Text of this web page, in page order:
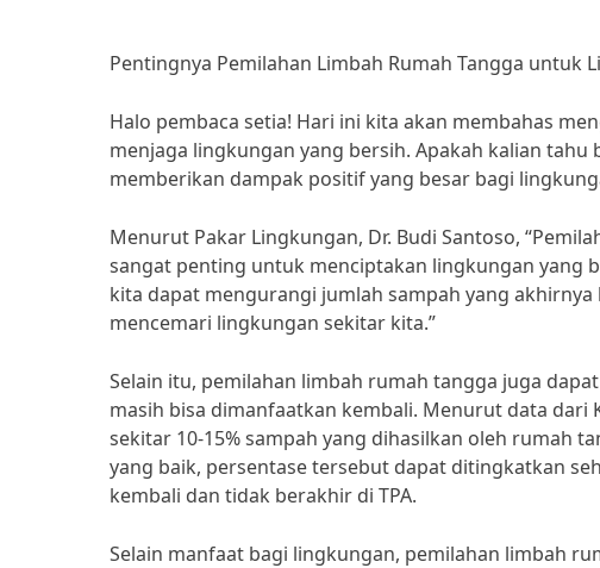
Pentingnya Pemilahan Limbah Rumah Tangga untuk
Halo pembaca setia! Hari ini kita akan membahas
menjaga lingkungan yang bersih. Apakah kalian
memberikan dampak positif yang besar bagi
Menurut Pakar Lingkungan, Dr. Budi Santoso,
sangat penting untuk menciptakan lingkungan yang
kita dapat mengurangi jumlah sampah yang
mencemari lingkungan sekitar kita.”
Selain itu, pemilahan limbah rumah tangga juga
masih bisa dimanfaatkan kembali. Menurut data dari
sekitar 10-15% sampah yang dihasilkan oleh rumah
yang baik, persentase tersebut dapat ditingkatkan
kembali dan tidak berakhir di TPA.
Selain manfaat bagi lingkungan, pemilahan limbah